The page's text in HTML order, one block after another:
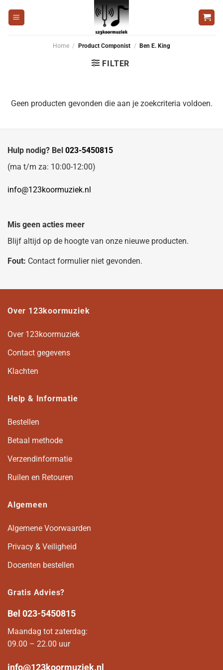
naar
Home / Product Componist / Ben E. King
FILTER
Geen producten gevonden die aan je zoekcriteria voldoen.
Hulp nodig? Bel 023-5450815
(ma t/m za: 10:00-12:00)
info@123koormuziek.nl
Mis geen acties meer
Blijf altijd op de hoogte van onze nieuwe producten.
Fout: Contact formulier niet gevonden.
Over 123koormuziek
Over 123koormuziek
Contact gegevens
Klachten
Help & Informatie
Bestellen
Betaal methode
Verzendinformatie
Ruilen en Retouren
Algemeen
Algemene Voorwaarden
Privacy & Veiligheid
Docenten bestellen
Gratis Advies?
Bel 023-5450815
Maandag tot zaterdag:
09.00 – 22.00 uur
info@123koormuziek.nl